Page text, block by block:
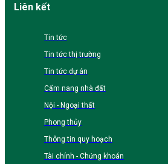
Liên kết
Tin tức
Tin tức thị trường
Tin tức dự án
Cẩm nang nhà đất
Nội - Ngoại thất
Phong thủy
Thông tin quy hoạch
Tài chính - Chứng khoán